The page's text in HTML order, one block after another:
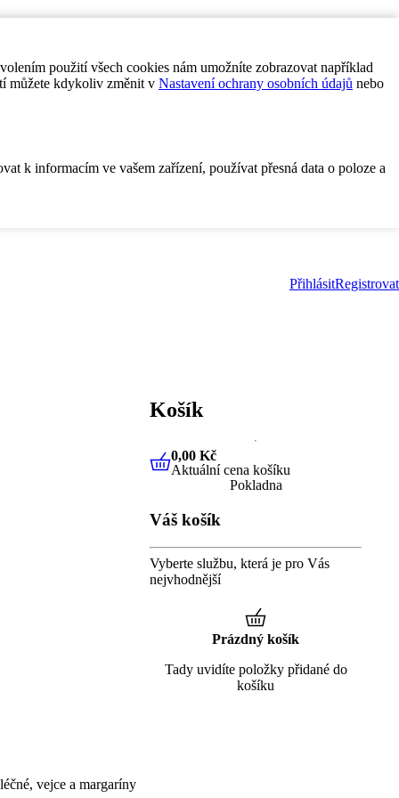
použití všech cookies nám umožníte zobrazovat například
můžete kdykoliv změnit v Nastavení ochrany osobních údajů nebo
k informacím ve vašem zařízení, používat přesná data o poloze a
PřihlásitRegistrovat
vejce a margaríny
Košík
0,00 KčAktuální cena košíku
0,00 Kč
Aktuální cena košíku
Pokladna
Váš košík
Vyberte službu, která je pro Vás
nejvhodnější
Prázdný košík
Tady uvidíte položky přidané do
košíku